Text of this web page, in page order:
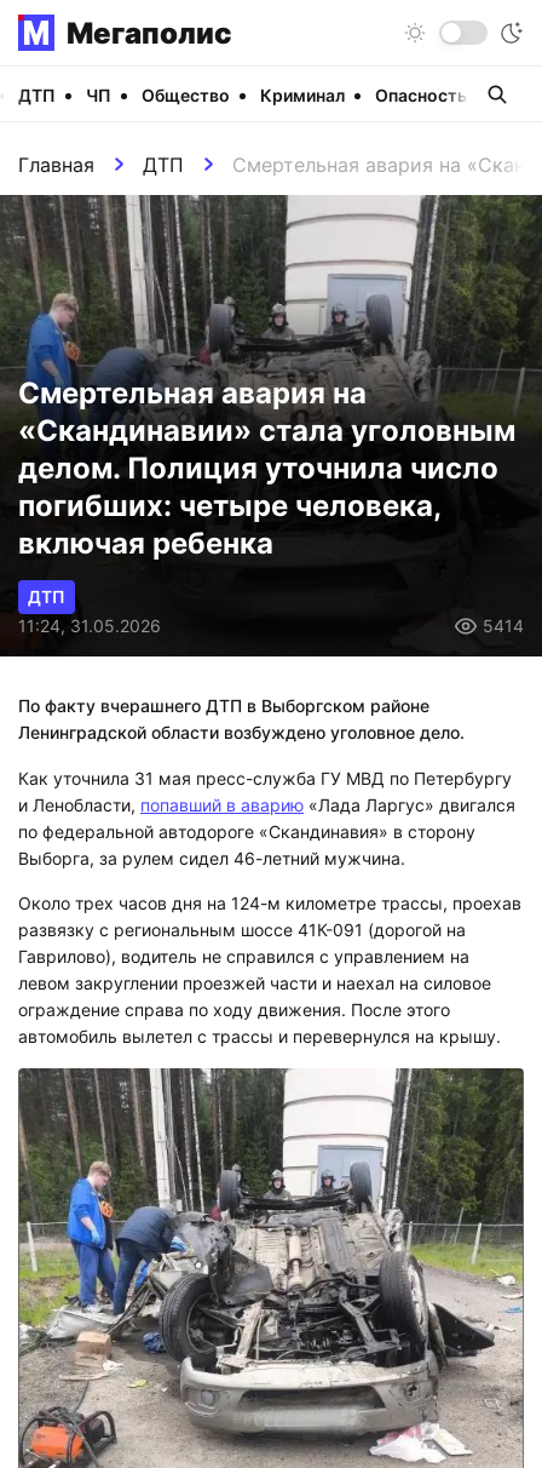
Мегаполис
ДТП ЧП Общество Криминал Опасность
Главная ДТП Смертельная авария на
Смертельная авария на
«Скандинавии» стала уголовным
делом. Полиция уточнила число
погибших: четыре человека,
включая ребенка
ДТП
11:24, 31.05.2026
5414
По факту вчерашнего ДТП в Выборгском районе
Ленинградской области возбуждено уголовное дело.
Как уточнила 31 мая пресс-служба ГУ МВД по Петербургу
и Ленобласти, попавший в аварию «Лада Ларгус» двигался
по федеральной автодороге «Скандинавия» в сторону
Выборга, за рулем сидел 46-летний мужчина.
Около трех часов дня на 124-м километре трассы, проехав
развязку с региональным шоссе 41К-091 (дорогой на
Гаврилово), водитель не справился с управлением на
левом закруглении проезжей части и наехал на силовое
ограждение справа по ходу движения. После этого
автомобиль вылетел с трассы и перевернулся на крышу.